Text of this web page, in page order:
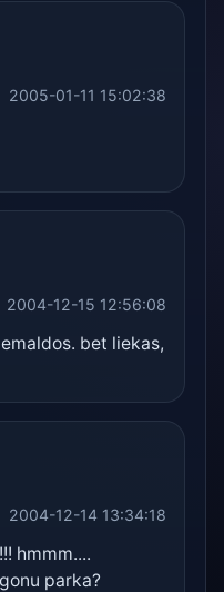
2005-01-11 15:02:38
2004-12-15 12:56:08
bet liekas,
2004-12-14 13:34:18
hmmm....
parka?